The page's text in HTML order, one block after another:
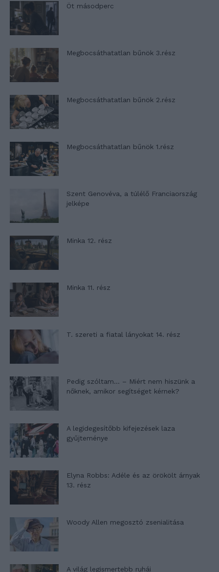
Öt másodperc
Megbocsáthatatlan bűnök 3.rész
Megbocsáthatatlan bűnök 2.rész
Megbocsáthatatlan bűnök 1.rész
Szent Genovéva, a túlélő Franciaország
jelképe
Minka 12. rész
Minka 11. rész
T. szereti a fiatal lányokat 14. rész
Pedig szóltam… – Miért nem hiszünk a
nőknek, amikor segítséget kérnek?
A legidegesítőbb kifejezések laza
gyűjteménye
Elyna Robbs: Adéle és az örökölt árnyak
13. rész
Woody Allen megosztó zsenialitása
A világ legismertebb ruhái